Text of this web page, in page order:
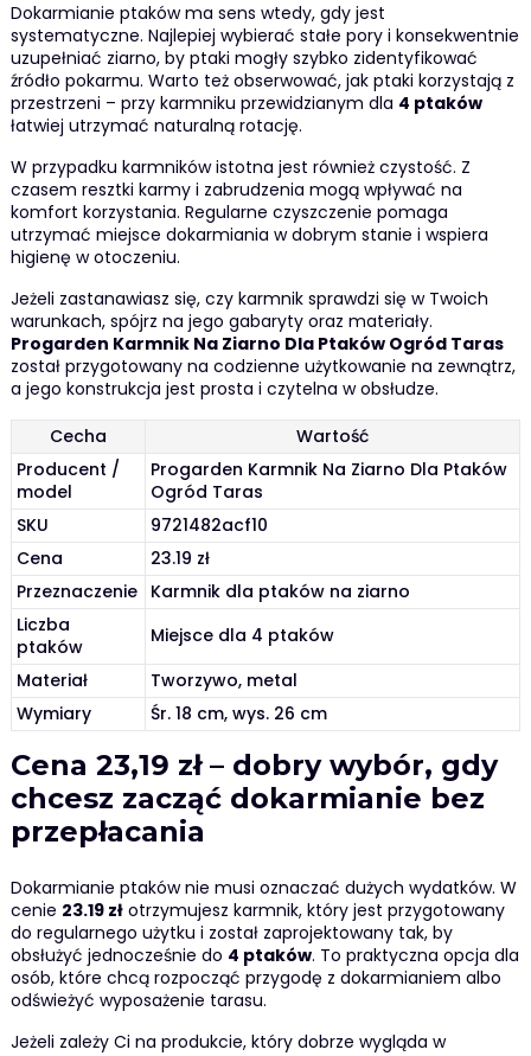
Dokarmianie ptaków ma sens wtedy, gdy jest
systematyczne. Najlepiej wybierać stałe pory i konsekwentnie
uzupełniać ziarno, by ptaki mogły szybko zidentyfikować
źródło pokarmu. Warto też obserwować, jak ptaki korzystają z
przestrzeni – przy karmniku przewidzianym dla 4 ptaków
łatwiej utrzymać naturalną rotację.
W przypadku karmników istotna jest również czystość. Z
czasem resztki karmy i zabrudzenia mogą wpływać na
komfort korzystania. Regularne czyszczenie pomaga
utrzymać miejsce dokarmiania w dobrym stanie i wspiera
higienę w otoczeniu.
Jeżeli zastanawiasz się, czy karmnik sprawdzi się w Twoich
warunkach, spójrz na jego gabaryty oraz materiały.
Progarden Karmnik Na Ziarno Dla Ptaków Ogród Taras
został przygotowany na codzienne użytkowanie na zewnątrz,
a jego konstrukcja jest prosta i czytelna w obsłudze.
Cecha
Wartość
Producent /
model
Progarden Karmnik Na Ziarno Dla Ptaków
Ogród Taras
SKU
9721482acf10
Cena
23.19 zł
Przeznaczenie Karmnik dla ptaków na ziarno
Liczba
ptaków
Miejsce dla 4 ptaków
Materiał
Tworzywo, metal
Wymiary
Śr. 18 cm, wys. 26 cm
Cena 23,19 zł – dobry wybór, gdy
chcesz zacząć dokarmianie bez
przepłacania
Dokarmianie ptaków nie musi oznaczać dużych wydatków. W
cenie 23.19 złotrzymujesz karmnik, który jest przygotowany
do regularnego użytku i został zaprojektowany tak, by
obsłużyć jednocześnie do 4 ptaków. To praktyczna opcja dla
osób, które chcą rozpocząć przygodę z dokarmianiem albo
odświeżyć wyposażenie tarasu.
Jeżeli zależy Ci na produkcie, który dobrze wygląda w